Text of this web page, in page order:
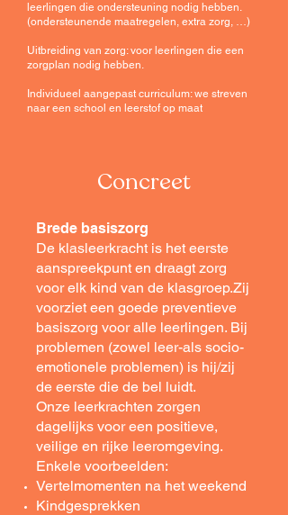
leerlingen die ondersteuning nodig hebben.
(ondersteunende maatregelen, extra zorg, …)
Uitbreiding van zorg: voor leerlingen die een
zorgplan nodig hebben.
Individueel aangepast curriculum: we streven
naar een school en leerstof op maat
Concreet
Brede basiszorg
De klasleerkracht is het eerste
aanspreekpunt en draagt zorg
voor elk kind van de klasgroep.Zij
voorziet een goede preventieve
basiszorg voor alle leerlingen. Bij
problemen (zowel leer-als socio-
emotionele problemen) is hij/zij
de eerste die de bel luidt.
Onze leerkrachten zorgen
dagelijks voor een positieve,
veilige en rijke leeromgeving.
Enkele voorbeelden:
Vertelmomenten na het weekend
Kindgesprekken